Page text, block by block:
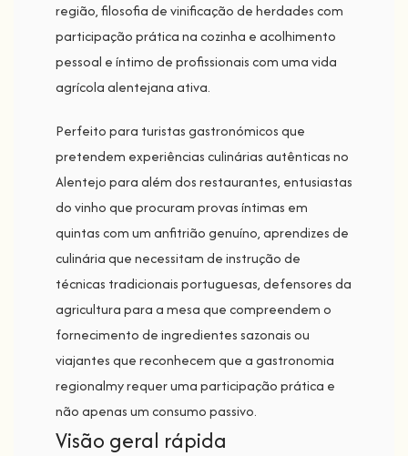
região, filosofia de vinificação de herdades com
participação prática na cozinha e acolhimento
pessoal e íntimo de profissionais com uma vida
agrícola alentejana ativa.
Perfeito para turistas gastronómicos que
pretendem experiências culinárias autênticas no
Alentejo para além dos restaurantes, entusiastas
do vinho que procuram provas íntimas em
quintas com um anfitrião genuíno, aprendizes de
culinária que necessitam de instrução de
técnicas tradicionais portuguesas, defensores da
agricultura para a mesa que compreendem o
fornecimento de ingredientes sazonais ou
viajantes que reconhecem que a gastronomia
regionalmy requer uma participação prática e
não apenas um consumo passivo.
Visão geral rápida